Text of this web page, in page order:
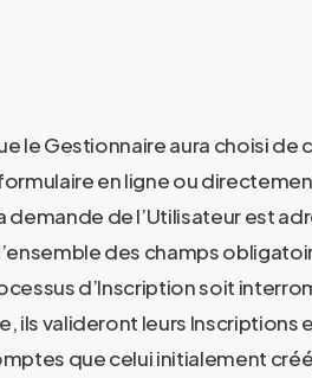
le Gestionnaire aura choisi de
en ligne ou
de l’Utilisateur est
des champs
d’Inscription soit
valideront leurs Inscriptions
que celui initialement